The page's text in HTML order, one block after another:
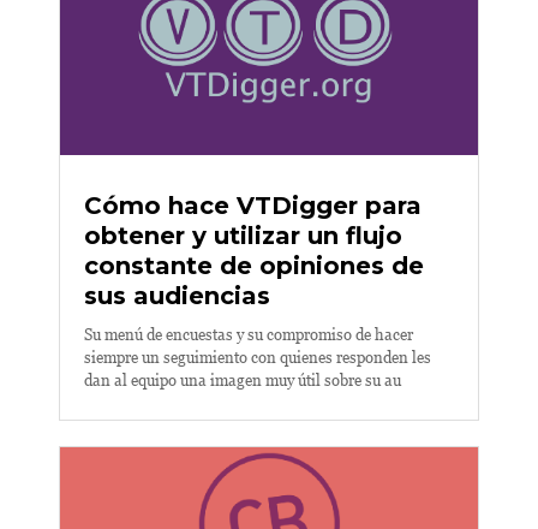
Cómo hace VTDigger para
obtener y utilizar un flujo
constante de opiniones de
sus audiencias
Su menú de encuestas y su compromiso de hacer
siempre un seguimiento con quienes responden les
dan al equipo una imagen muy útil sobre su au